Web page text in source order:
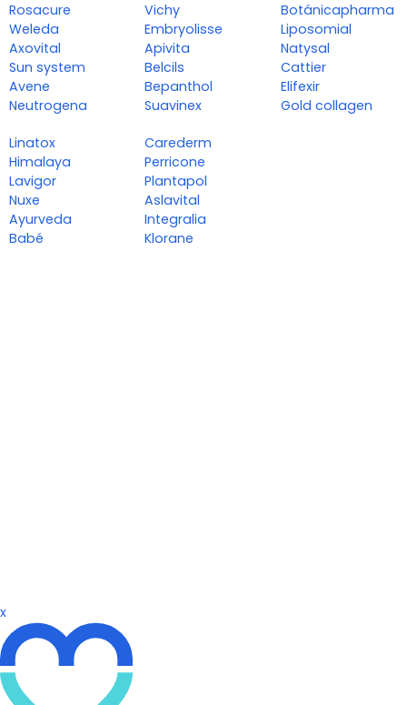
Rosacure
Weleda
Axovital
Sun system
Avene
Neutrogena
Vichy
Embryolisse
Apivita
Belcils
Bepanthol
Suavinex
Botánicapharma
Liposomial
Natysal
Cattier
Elifexir
Gold collagen
Linatox
Himalaya
Lavigor
Nuxe
Ayurveda
Babé
Carederm
Perricone
Plantapol
Aslavital
Integralia
Klorane
x